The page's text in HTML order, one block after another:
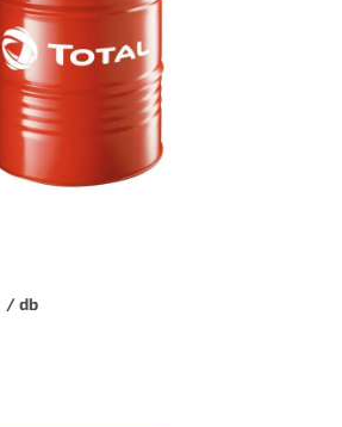
/ db